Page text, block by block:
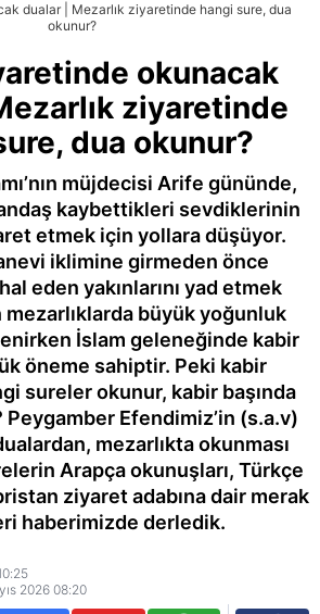
dualar | Mezarlık ziyaretinde hangi sure, dua
okunur?
okunacak
ziyaretinde
dua okunur?
müjdecisi Arife gününde,
kaybettikleri sevdiklerinin
etmek için yollara düşüyor.
iklimine girmeden önce
eden yakınlarını yad etmek
büyük yoğunluk
İslam geleneğinde kabir
öneme sahiptir. Peki kabir
sureler okunur, kabir başında
Peygamber Efendimiz’in (s.a.v)
mezarlıkta okunması
Arapça okunuşları, Türkçe
ziyaret adabına dair merak
haberimizde derledik.
2026 08:20